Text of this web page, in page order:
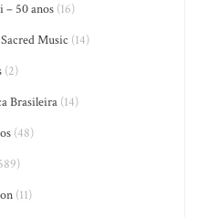
50 anos(16)
Music (14)
(2)
Brasileira(14)
(48)
(11)